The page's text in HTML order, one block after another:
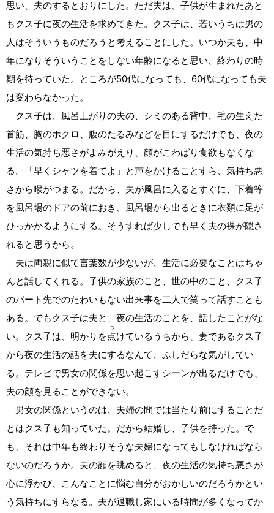
思い、夫のするとおりにした。ただ夫は、子供が生まれたあと
もクス子に夜の生活を求めてきた。クス子は、若いうちは男の
人はそういうものだろうと考えることにした。いつか夫も、中
年になりそういうことをしない年齢になると思い、終わりの時
期を待っていた。ところが50代になっても、60代になっても夫
は変わらなかった。
クス子は、風呂上がりの夫の、シミのある背中、毛の生えた
首筋、胸のホクロ、腹のたるみなどを目にするだけでも、夜の
生活の気持ち悪さがよみがえり、顔がこわばり食欲もなくな
る。「早くシャツを着てよ」と声をかけることすら、気持ち悪
さから喉がつまる。だから、夫が風呂に入るとすぐに、下着等
を風呂場のドアの前におき、風呂場から出るときに衣類に足が
ひっかかるようにする。そうすれば少しでも早く夫の裸が隠さ
れると思うから。
夫は両親に似て言葉数が少ないが、生活に必要なことはちゃ
んと話してくれる。子供の家族のこと、世の中のこと、クス子
のパート先でのたわいもない出来事を二人で笑って話すことも
ある。でもクス子は夫と、夜の生活のことを、話したことがな
い。クス子は、明かりを点
つ
けているうちから、妻であるクス子
から夜の生活の話を夫にするなんて、ふしだらな気がしてい
る。テレビで男女の関係を思い起こすシーンが出るだけでも、
夫の顔を見ることができない。
男女の関係というのは、夫婦の間では当たり前にすることだ
とはクス子も知っていた。だから結婚し、子供を持った。で
も、それは中年も終わりそうな夫婦になってもしなければなら
ないのだろうか。夫の顔を眺めると、夜の生活の気持ち悪さが
心に浮かび、こんなことに悩む自分がおかしいのだろうかとい
う気持ちにすらなる。夫が退職し家にいる時間が多くなってか